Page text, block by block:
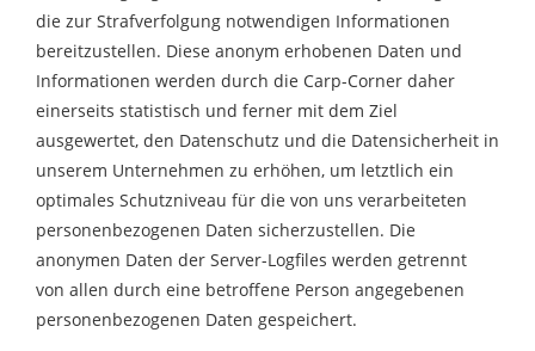
die zur Strafverfolgung notwendigen Informationen
bereitzustellen. Diese anonym erhobenen Daten und
Informationen werden durch die Carp-Corner daher
einerseits statistisch und ferner mit dem Ziel
ausgewertet, den Datenschutz und die Datensicherheit in
unserem Unternehmen zu erhöhen, um letztlich ein
optimales Schutzniveau für die von uns verarbeiteten
personenbezogenen Daten sicherzustellen. Die
anonymen Daten der Server-Logfiles werden getrennt
von allen durch eine betroffene Person angegebenen
personenbezogenen Daten gespeichert.